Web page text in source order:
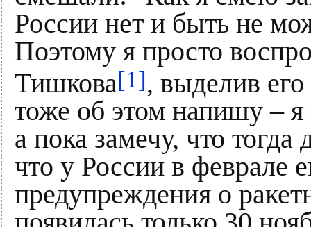
России нет и быть не
Поэтому я просто
Тишкова[1], выделив
тоже об этом напишу –
а пока замечу, что
что у России в
предупреждения о